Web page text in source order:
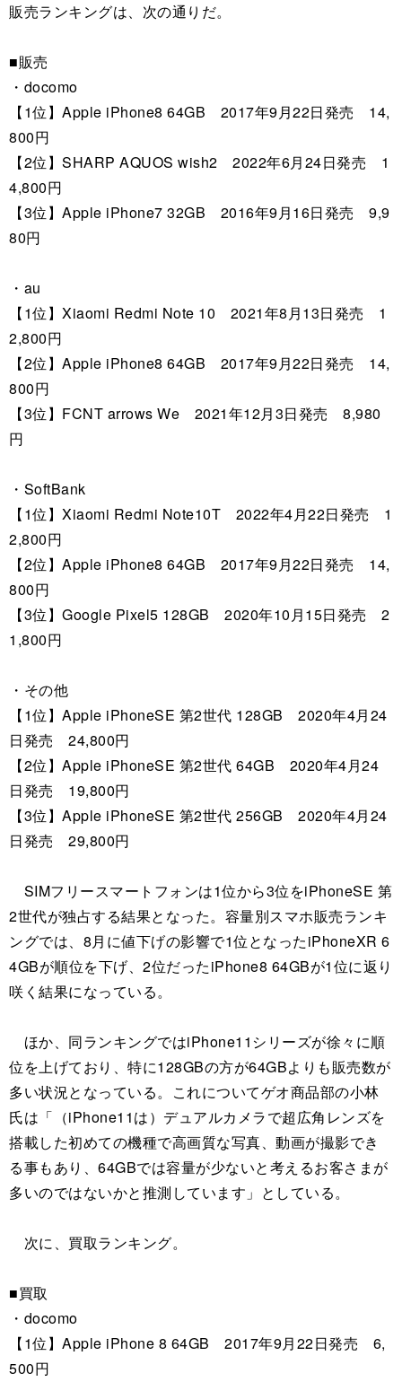
販売ランキングは、次の通りだ。
■販売
・docomo
【1位】Apple iPhone8 64GB 2017年9月22日発売 14,
800円
【2位】SHARP AQUOS wish2 2022年6月24日発売 1
4,800円
【3位】Apple iPhone7 32GB 2016年9月16日発売 9,9
80円
・au
【1位】Xiaomi Redmi Note 10 2021年8月13日発売 1
2,800円
【2位】Apple iPhone8 64GB 2017年9月22日発売 14,
800円
【3位】FCNT arrows We 2021年12月3日発売 8,980
円
・SoftBank
【1位】Xiaomi Redmi Note10T 2022年4月22日発売 1
2,800円
【2位】Apple iPhone8 64GB 2017年9月22日発売 14,
800円
【3位】Google Pixel5 128GB 2020年10月15日発売 2
1,800円
・その他
【1位】Apple iPhoneSE 第2世代 128GB 2020年4月24
日発売 24,800円
【2位】Apple iPhoneSE 第2世代 64GB 2020年4月24
日発売 19,800円
【3位】Apple iPhoneSE 第2世代 256GB 2020年4月24
日発売 29,800円
SIMフリースマートフォンは1位から3位をiPhoneSE 第
2世代が独占する結果となった。容量別スマホ販売ランキ
ングでは、8月に値下げの影響で1位となったiPhoneXR 6
4GBが順位を下げ、2位だったiPhone8 64GBが1位に返り
咲く結果になっている。
ほか、同ランキングではiPhone11シリーズが徐々に順
位を上げており、特に128GBの方が64GBよりも販売数が
多い状況となっている。これについてゲオ商品部の小林
氏は「（iPhone11は）デュアルカメラで超広角レンズを
搭載した初めての機種で高画質な写真、動画が撮影でき
る事もあり、64GBでは容量が少ないと考えるお客さまが
多いのではないかと推測しています」としている。
次に、買取ランキング。
■買取
・docomo
【1位】Apple iPhone 8 64GB 2017年9月22日発売 6,
500円